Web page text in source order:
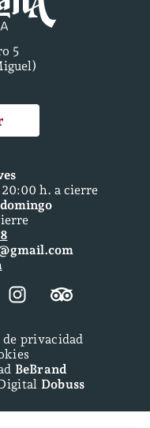
5
h. a cierre
privacidad
BeBrand
Dobuss